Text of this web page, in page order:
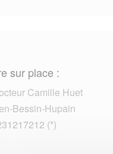
sur place :
Camille Huet
Bessin-Hupain
(*)